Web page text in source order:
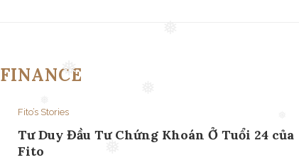
FINANCE
Fito’s Stories
Tư Duy Đầu Tư Chứng Khoán Ở Tuổi 24 của
Fito